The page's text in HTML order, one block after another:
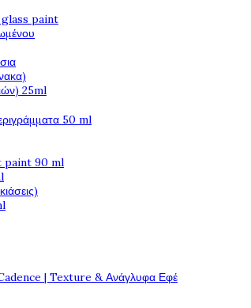
paint
25ml
50 ml
paint 90 ml
| Texture & Ανάγλυφα Εφέ